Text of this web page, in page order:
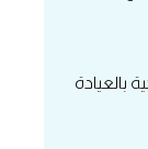
بالعيادة